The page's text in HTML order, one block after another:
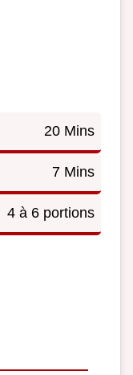
20 Mins
7 Mins
4 à 6 portions